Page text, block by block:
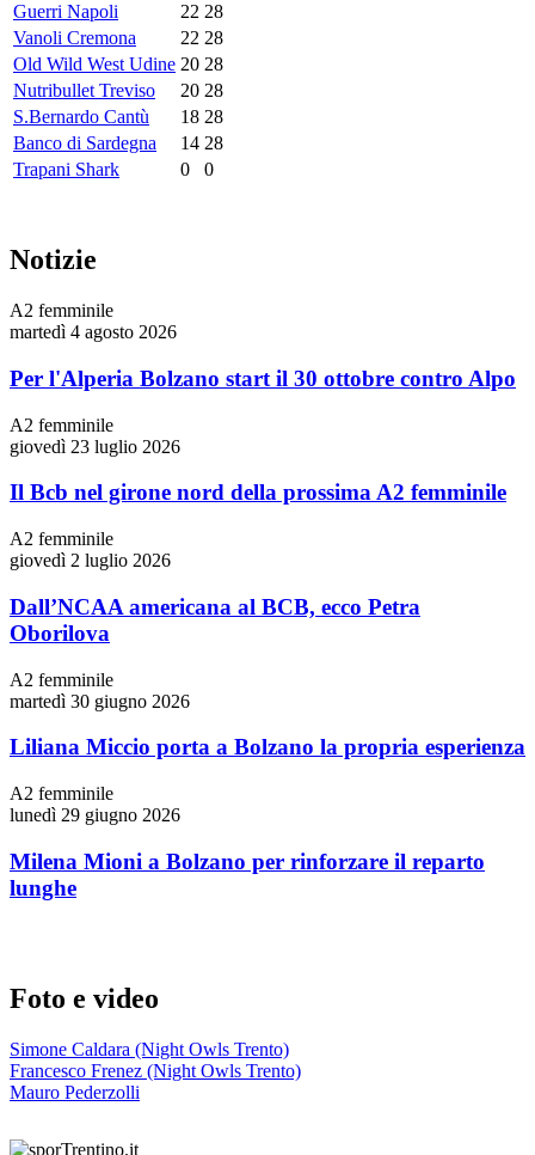
Guerri Napoli
22 28
Vanoli Cremona
22 28
Old Wild West Udine 20 28
Nutribullet Treviso
20 28
S.Bernardo Cantù
18 28
Banco di Sardegna
14 28
Trapani Shark
0 0
Notizie
A2 femminile
martedì 4 agosto 2026
Per l'Alperia Bolzano start il 30 ottobre contro Alpo
A2 femminile
giovedì 23 luglio 2026
Il Bcb nel girone nord della prossima A2 femminile
A2 femminile
giovedì 2 luglio 2026
Dall’NCAA americana al BCB, ecco Petra
Oborilova
A2 femminile
martedì 30 giugno 2026
Liliana Miccio porta a Bolzano la propria esperienza
A2 femminile
lunedì 29 giugno 2026
Milena Mioni a Bolzano per rinforzare il reparto
lunghe
Foto e video
Simone Caldara (Night Owls Trento)
Francesco Frenez (Night Owls Trento)
Mauro Pederzolli